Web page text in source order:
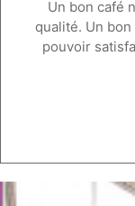
Un bon café
qualité. Un
pouvoir